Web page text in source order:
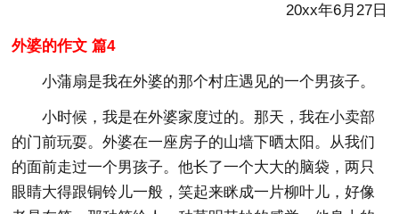
20xx年6月27日
外婆的作文 篇4
小蒲扇是我在外婆的那个村庄遇见的一个男孩子。
小时候，我是在外婆家度过的。那天，我在小卖部
的门前玩耍。外婆在一座房子的山墙下晒太阳。从我们
的面前走过一个男孩子。他长了一个大大的脑袋，两只
眼睛大得跟铜铃儿一般，笑起来眯成一片柳叶儿，好像